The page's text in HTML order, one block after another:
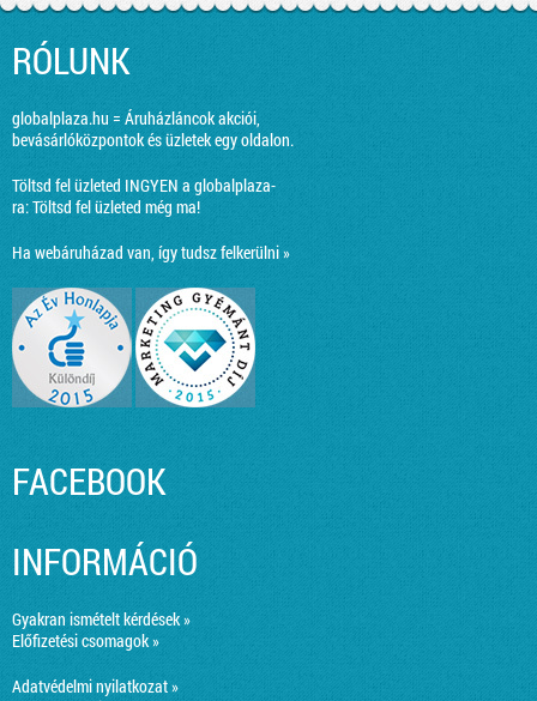
RÓLUNK
globalplaza.hu = Áruházláncok akciói,
bevásárlóközpontok és üzletek egy oldalon.
Töltsd fel üzleted INGYEN a globalplaza-
ra:Töltsd fel üzleted még ma!
Ha webáruházad van, így tudsz felkerülni »
FACEBOOK
INFORMÁCIÓ
Gyakran ismételt kérdések »
Előfizetési csomagok »
Adatvédelmi nyilatkozat »